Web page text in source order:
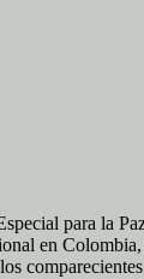
para la
en